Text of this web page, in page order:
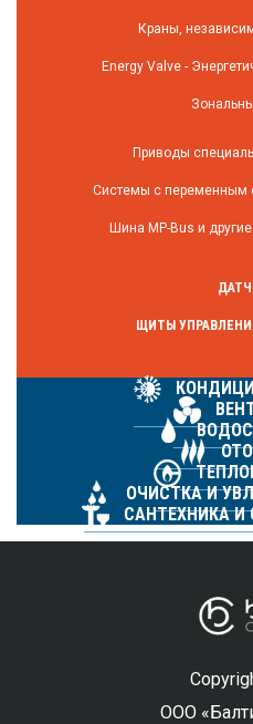
Краны,
Energy Valve -
Приводы
Системы с переменным
Шина MP-Bus и
ЩИТЫ
ОЧИСТКА И
САНТЕХНИКА И
ООО